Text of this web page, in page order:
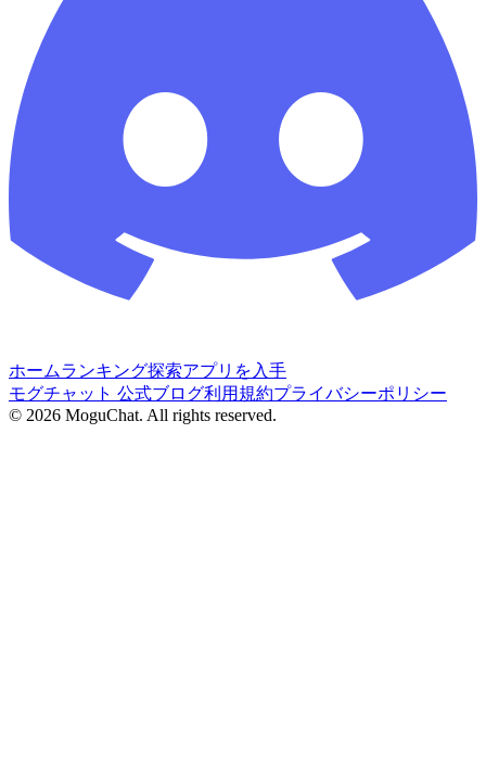
ホームランキング探索アプリを入手
モグチャット 公式ブログ利用規約プライバシーポリシー
© 2026 MoguChat. All rights reserved.